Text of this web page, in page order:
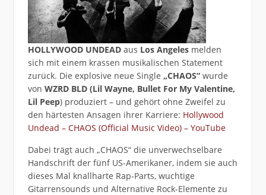
HOLLYWOOD UNDEAD aus Los Angelesmelden
sich mit einem krassen musikalischen Statement
zurück. Die explosive neue Single „CHAOS“ wurde
von WZRD BLD (Lil Wayne, Bullet For My Valentine,
Lil Peep) produziert – und gehört ohne Zweifel zu
den härtesten Ansagen ihrer Karriere: Hollywood
Undead – CHAOS (Official Music Video) – YouTube
Dabei trägt auch „CHAOS“ die unverwechselbare
Handschrift der fünf US-Amerikaner, indem sie auch
dieses Mal knallharte Rap-Parts, wuchtige
Gitarrensounds und Alternative Rock-Elemente zu